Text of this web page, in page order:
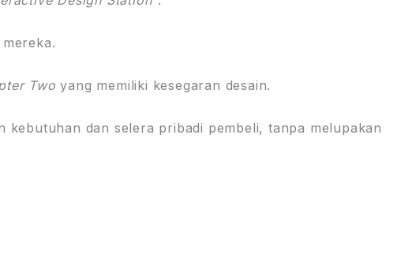
Two yang memiliki kesegaran desain.
dan selera pribadi pembeli, tanpa melupakan